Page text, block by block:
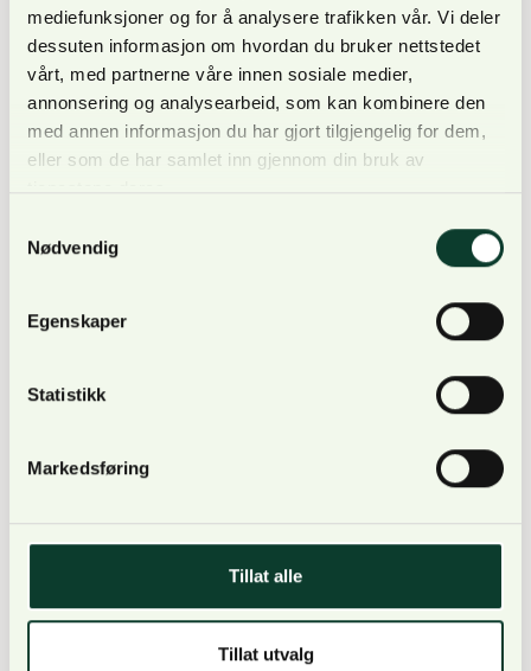
mediefunksjoner og for å analysere trafikken vår. Vi deler
dessuten informasjon om hvordan du bruker nettstedet
vårt, med partnerne våre innen sosiale medier,
annonsering og analysearbeid, som kan kombinere den
med annen informasjon du har gjort tilgjengelig for dem,
eller som de har samlet inn gjennom din bruk av
Nødvendig
Egenskaper
Statistikk
Markedsføring
Tillat alle
Tillat utvalg
Les NORSKOGs prioriterte budskap til partienes
programarbeid her.
– Vi er opptatt av at skognæringen skal ha en
engasjere seg aktivt i partienes programarbeid og
annet gjøre gjennom deltakelse i partienes lokale
innspillsrunder, sier Arne Rørå, administrerende
de fleste partiene, og kan finnes på deres
Om du ønsker ytterligere informasjon i enkeltsaker